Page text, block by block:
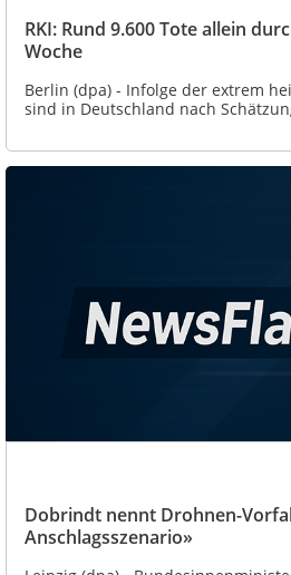
RKI: Rund 9.600 Tote allein
Woche
Berlin (dpa) - Infolge der extrem
sind in Deutschland nach
Dobrindt nennt Drohnen-
Anschlagsszenario»